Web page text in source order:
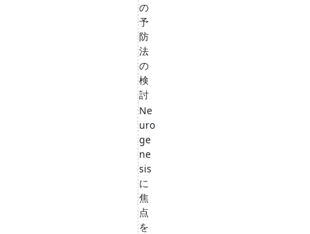
の
予
防
法
の
検
討
Ne
uro
ge
ne
sis
に
焦
点
を